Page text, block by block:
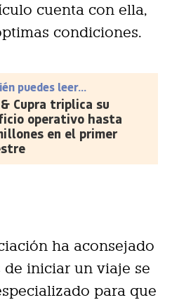
cuenta con ella,
condiciones.
puedes leer...
Cupra triplica su
operativo hasta
en el primer
ha aconsejado
de iniciar un viaje se
para que